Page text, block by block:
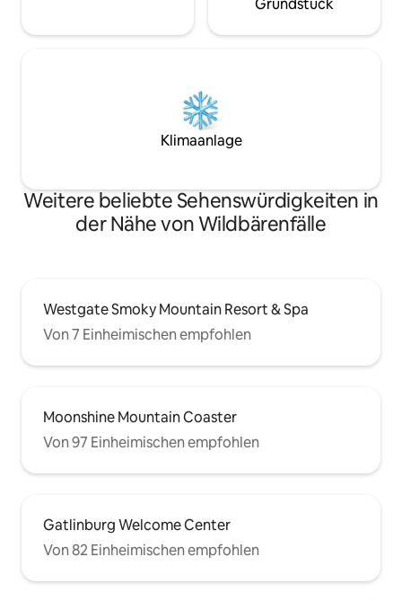
Grundstück
Klimaanlage
Weitere beliebte Sehenswürdigkeiten in
der Nähe von Wildbärenfälle
Westgate Smoky Mountain Resort & Spa
Von 7 Einheimischen empfohlen
Moonshine Mountain Coaster
Von 97 Einheimischen empfohlen
Gatlinburg Welcome Center
Von 82 Einheimischen empfohlen